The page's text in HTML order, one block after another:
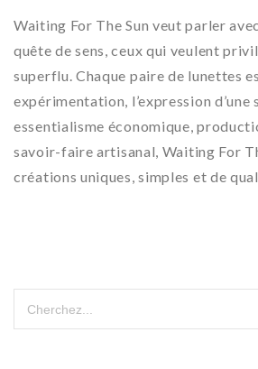
Waiting For The Sun veut parler
quête de sens, ceux qui veulent
superflu. Chaque paire de lunettes
expérimentation, l’expression
essentialisme économique,
savoir-faire artisanal, Waiting For
créations uniques, simples et de